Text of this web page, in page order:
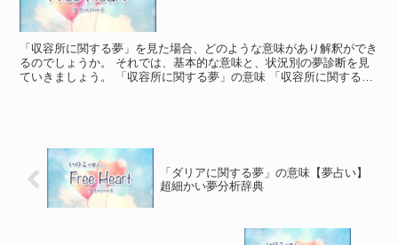
「収容所に関する夢」を見た場合、どのような意味があり解釈ができ
るのでしょうか。 それでは、基本的な意味と、状況別の夢診断を見
ていきましょう。 「収容所に関する夢」の意味 「収容所に関する
「ダリアに関する夢」の意味【夢占い】
超細かい夢分析辞典